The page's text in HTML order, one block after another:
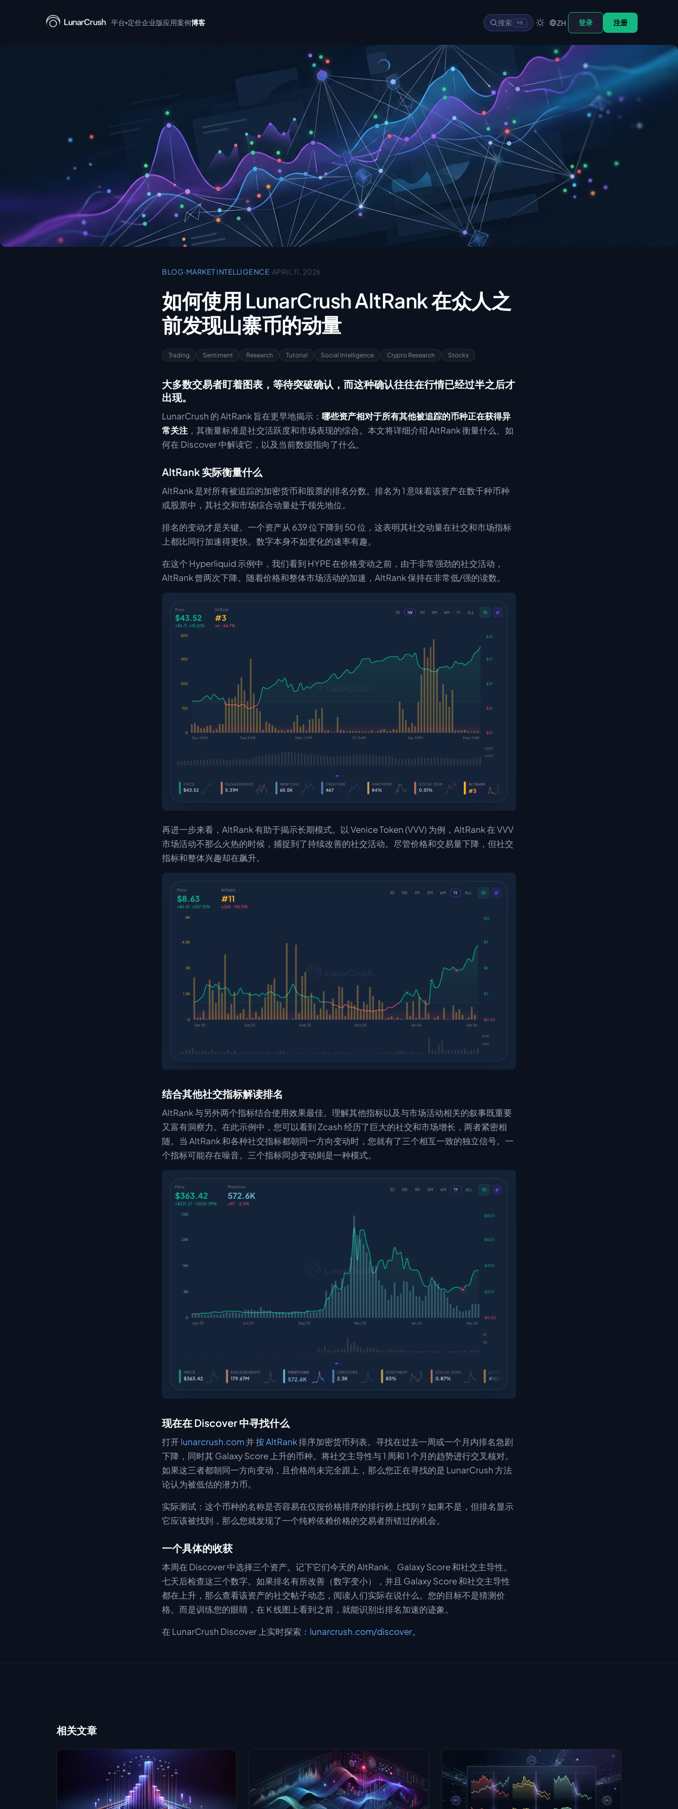
平台▾
LunarCrush + Claude
LunarCrush Discover
LunarCrush Collections
定价企业版应用案例博客 搜索 ⌘K ZH 登录 注册
BLOG›MARKET INTELLIGENCE·APRIL 11, 2026
如何使用 LunarCrush AltRank 在众人之
前发现山寨币的动量
Trading Sentiment Research Tutorial Social Intelligence Crypto Research Stocks
大多数交易者盯着图表，等待突破确认，而这种确认往往在行情已经过半之后才
出现。
LunarCrush 的 AltRank 旨在更早地揭示： 哪些资产相对于所有其他被追踪的币种正在获得异
常关注 ，其衡量标准是社交活跃度和市场表现的综合。本文将详细介绍 AltRank 衡量什么、如
何在 Discover 中解读它，以及当前数据指向了什么。
AltRank 实际衡量什么
AltRank 是对所有被追踪的加密货币和股票的排名分数。排名为 1 意味着该资产在数千种币种
或股票中，其社交和市场综合动量处于领先地位。
排名的变动才是关键。一个资产从 639 位下降到 50 位，这表明其社交动量在社交和市场指标
上都比同行加速得更快。数字本身不如变化的速率有趣。
在这个 Hyperliquid 示例中，我们看到 HYPE 在价格变动之前，由于非常强劲的社交活动，
AltRank 曾两次下降。随着价格和整体市场活动的加速，AltRank 保持在非常低/强的读数。
再进一步来看，AltRank 有助于揭示长期模式。以 Venice Token (VVV) 为例，AltRank 在 VVV
市场活动不那么火热的时候，捕捉到了持续改善的社交活动。尽管价格和交易量下降，但社交
指标和整体兴趣却在飙升。
结合其他社交指标解读排名
AltRank 与另外两个指标结合使用效果最佳。理解其他指标以及与市场活动相关的叙事既重要
又富有洞察力。在此示例中，您可以看到 Zcash 经历了巨大的社交和市场增长，两者紧密相
随。当 AltRank 和各种社交指标都朝同一方向变动时，您就有了三个相互一致的独立信号。一
个指标可能存在噪音。三个指标同步变动则是一种模式。
现在在 Discover 中寻找什么
打开lunarcrush.com并按 AltRank排序加密货币列表。寻找在过去一周或一个月内排名急剧
下降，同时其 Galaxy Score 上升的币种。将社交主导性与 1 周和 1 个月的趋势进行交叉核对。
如果这三者都朝同一方向变动，且价格尚未完全跟上，那么您正在寻找的是 LunarCrush 方法
论认为被低估的潜力币。
实际测试：这个币种的名称是否容易在仅按价格排序的排行榜上找到？如果不是，但排名显示
它应该被找到，那么您就发现了一个纯粹依赖价格的交易者所错过的机会。
一个具体的收获
本周在 Discover 中选择三个资产。记下它们今天的 AltRank、Galaxy Score 和社交主导性。
七天后检查这三个数字。如果排名有所改善（数字变小），并且 Galaxy Score 和社交主导性
都在上升，那么查看该资产的社交帖子动态，阅读人们实际在说什么。您的目标不是猜测价
格。而是训练您的眼睛，在 K 线图上看到之前，就能识别出排名加速的迹象。
在 LunarCrush Discover 上实时探索： lunarcrush.com/discover。
相关文章